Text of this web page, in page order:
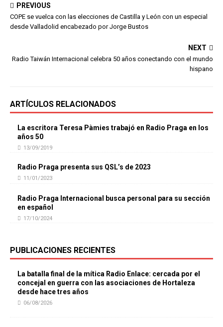
PREVIOUS
COPE se vuelca con las elecciones de Castilla y León con un especial
desde Valladolid encabezado por Jorge Bustos
NEXT
Radio Taiwán Internacional celebra 50 años conectando con el mundo
hispano
ARTÍCULOS RELACIONADOS
La escritora Teresa Pàmies trabajó en Radio Praga en los
años 50
13/09/2019
Radio Praga presenta sus QSL’s de 2023
11/01/2023
Radio Praga Internacional busca personal para su sección
en español
17/10/2024
PUBLICACIONES RECIENTES
La batalla final de la mítica Radio Enlace: cercada por el
concejal en guerra con las asociaciones de Hortaleza
desde hace tres años
06/08/2026